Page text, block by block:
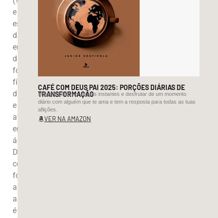
e
está
disponível
em
diversos
formatos:
físico,
digital
e
até
em
áudio.
De
certa
forma,
a
autoajuda
é
CAFÉ COM DEUS PAI 2025: PORÇÕES DIÁRIAS DE
TRANSFORMAÇÃO
Imagine parar por alguns instantes e desfrutar de um momento
diário com alguém que te ama e tem a resposta para todas as tuas
aflições.
VER NA AMAZON